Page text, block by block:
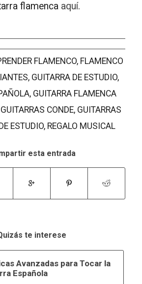
flamenca aquí.
FLAMENCO, FLAMENCO
, GUITARRA DE ESTUDIO,
, GUITARRA FLAMENCA
GUITARRAS CONDE, GUITARRAS
ESTUDIO, REGALO MUSICAL
esta entrada
te interese
Avanzadas para Tocar la
Española